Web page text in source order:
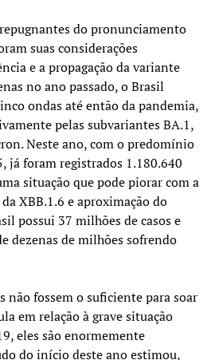
do pronunciamento
suas considerações
e a propagação da variante
no ano passado, o Brasil
ondas até então da pandemia,
pelas subvariantes BA.1,
Neste ano, com o predomínio
já foram registrados 1.180.640
situação que pode piorar com a
XBB.1.6 e aproximação do
possui 37 milhões de casos e
dezenas de milhões sofrendo
não fossem o suficiente para soar
em relação à grave situação
eles são enormemente
do início deste ano estimou,